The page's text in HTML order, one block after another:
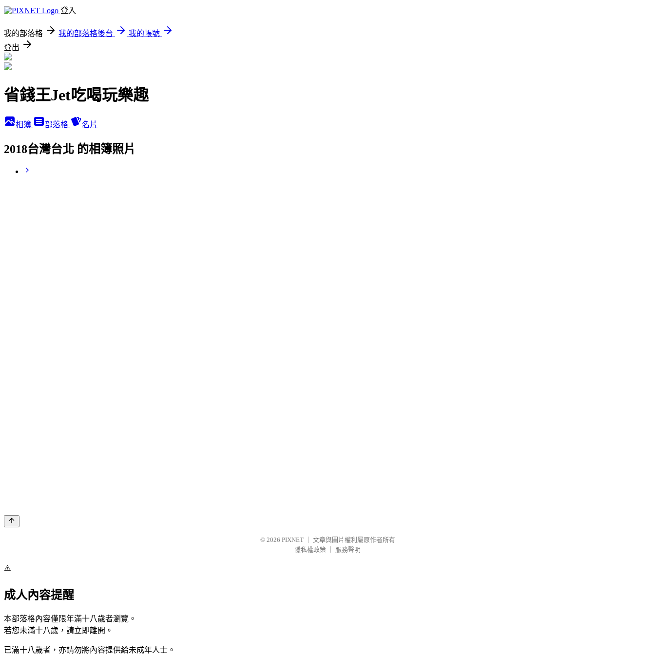
登入
我的部落格 我的部落格後台
我的帳號
登出
省錢王Jet吃喝玩樂趣
相簿 部落格 名片
2018台灣台北 的相簿照片
© 2026 PIXNET
文章與圖片權利屬原作者所有
隱私權政策
服務聲明
⚠️
成人內容提醒
本部落格內容僅限年滿十八歲者瀏覽。
若您未滿十八歲，請立即離開。
已滿十八歲者，亦請勿將內容提供給未成年人士。